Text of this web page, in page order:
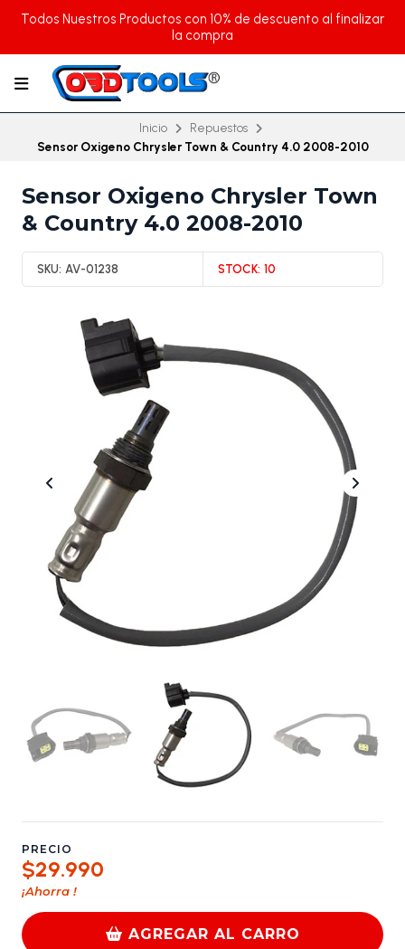
Todos Nuestros Productos con 10% de descuento al finalizar
la compra
Inicio
Repuestos
Sensor Oxigeno Chrysler Town & Country 4.0 2008-2010
Sensor Oxigeno Chrysler Town
& Country 4.0 2008-2010
SKU: AV-01238 STOCK: 10
PRECIO
$29.990
¡Ahorra !
AGREGAR AL CARRO